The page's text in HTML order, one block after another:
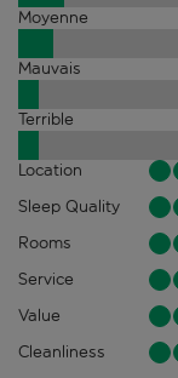
Moyenne
Mauvais
Terrible
Location
Sleep Quality
Rooms
Service
Value
Cleanliness